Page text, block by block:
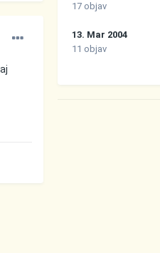
17 objav
13. Mar 2004
11 objav